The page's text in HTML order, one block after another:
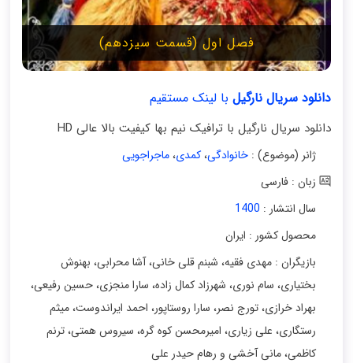
فصل اول (قسمت سیزدهم)
دانلود سریال نارگیل با لینک مستقیم
دانلود سریال نارگیل با ترافیک نیم بها کیفیت بالا عالی HD
ژانر (موضوع) :خانوادگی،کمدی،ماجراجویی
زبان : فارسی
سال انتشار : 1400
محصول کشور : ایران
بازیگران : مهدی فقیه، شبنم قلی خانی،آشا محرابی، بهنوش
بختیاری، سام نوری، شهرزاد کمال زاده، سارا منجزی،حسین رفیعی،
بهراد خرازی،تورج نصر، سارا روستاپور، احمد ایراندوست،میثم
رستگاری، علی زیاری، امیرمحسن کوه گره، سیروس همتی،ترنم
کاظمی،مانی آخشی و رهام حیدر علی